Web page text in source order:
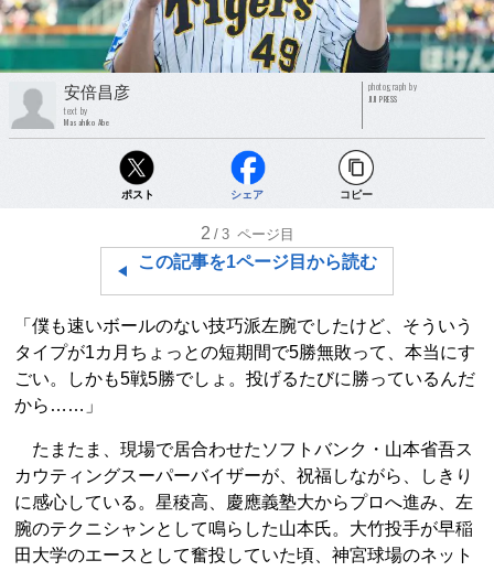
安倍昌彦
text by
Masahiko Abe
photograph by
JIJI PRESS
ポスト シェア コピー
2 /3 ページ目
この記事を1ページ目から読む
「僕も速いボールのない技巧派左腕でしたけど、そういう
タイプが1カ月ちょっとの短期間で5勝無敗って、本当にす
ごい。しかも5戦5勝でしょ。投げるたびに勝っているんだ
から……」
たまたま、現場で居合わせたソフトバンク・山本省吾ス
カウティングスーパーバイザーが、祝福しながら、しきり
に感心している。星稜高、慶應義塾大からプロへ進み、左
腕のテクニシャンとして鳴らした山本氏。大竹投手が早稲
田大学のエースとして奮投していた頃、神宮球場のネット